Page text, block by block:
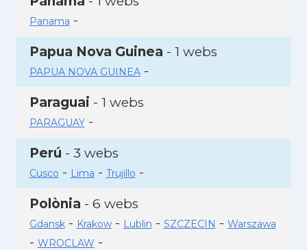
Panama -
Papua Nova Guinea - 1 webs
PAPUA NOVA GUINEA-
Paraguai - 1 webs
PARAGUAY-
Perú - 3 webs
Cusco - Lima - Trujillo -
Polònia - 6 webs
Gdansk- Krakow- Lublin - SZCZECIN - Warszawa
- WROCLAW -